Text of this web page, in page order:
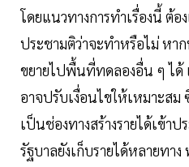
โดยแนวทางการทำเรื่องนี้ ต้
ประชามติว่าจะทำหรือไม่ หา
ขยายไปพื้นที่ทดลองอื่น ๆ ได้
อาจปรับเงื่อนไขให้เหมาะสม
เป็นช่องทางสร้างรายได้เข้า
รัฐบาลยังเก็บรายได้หลายทา